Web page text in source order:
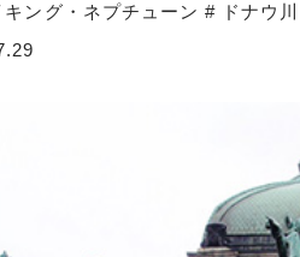
ング・ネプチューン # ドナウ川